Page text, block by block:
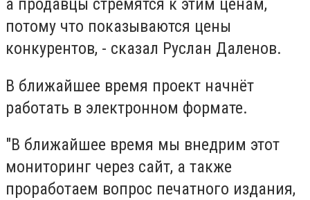
а продавцы стремятся к этим ценам,
потому что показываются цены
конкурентов, - сказал Руслан Даленов.
В ближайшее время проект начнёт
работать в электронном формате.
"В ближайшее время мы внедрим этот
мониторинг через сайт, а также
проработаем вопрос печатного издания,